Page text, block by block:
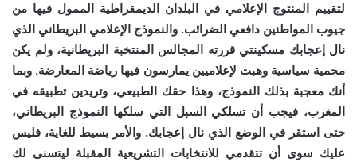
لتقييم المنتوج الإعلامي في البلدان الديمقراطية الممول فيها من
جيوب المواطنين دافعي الضرائب. والنموذج الإعلامي البريطاني الذي
نال إعجابك مسكينتي قررته المجالس المنتخبة البريطانية، ولم يكن
محمية سياسية وهبت لإعلاميين يمارسون فيها رياضة المعارضة. وبما
أنك معجبة بذلك النموذج، وهذا حقك الطبيعي، وتريدين تطبيقه في
المغرب، فيجب أن تسلكي السبل التي سلكها النموذج البريطاني،
حتى استقر في الوضع الذي نال إعجابك. والأمر بسيط للغاية، فليس
عليك سوى أن تتقدمي للانتخابات التشريعية المقبلة ليتسنى لك